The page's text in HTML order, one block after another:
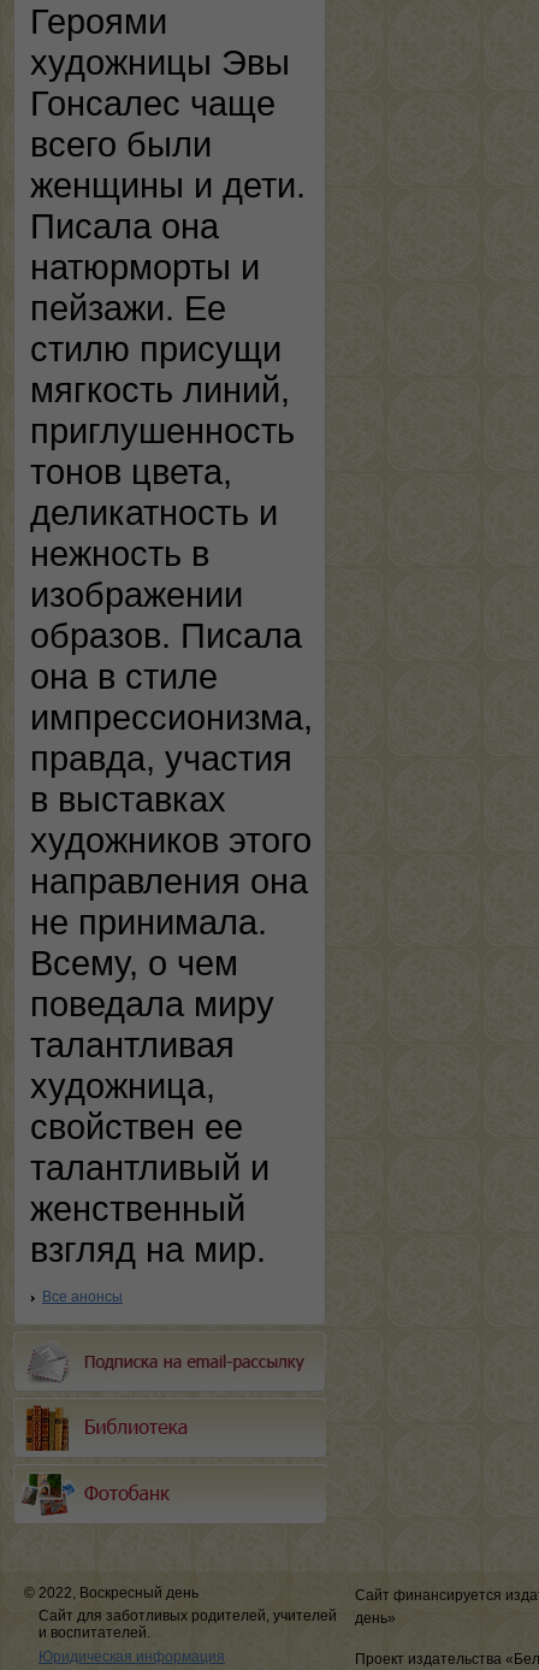
Героями
художницы Эвы
Гонсалес чаще
всего были
женщины и дети.
Писала она
натюрморты и
пейзажи. Ее
стилю присущи
мягкость линий,
приглушенность
тонов цвета,
деликатность и
нежность в
изображении
образов. Писала
она в стиле
импрессионизма,
правда, участия
в выставках
художников этого
направления она
не принимала.
Всему, о чем
поведала миру
талантливая
художница,
свойствен ее
талантливый и
женственный
взгляд на мир.
Все анонсы
© 2022, Воскресный день
Сайт для заботливых родителей, учителей
и воспитателей.
Юридическая информация
Сайт финансируется
день»
Проект издательства